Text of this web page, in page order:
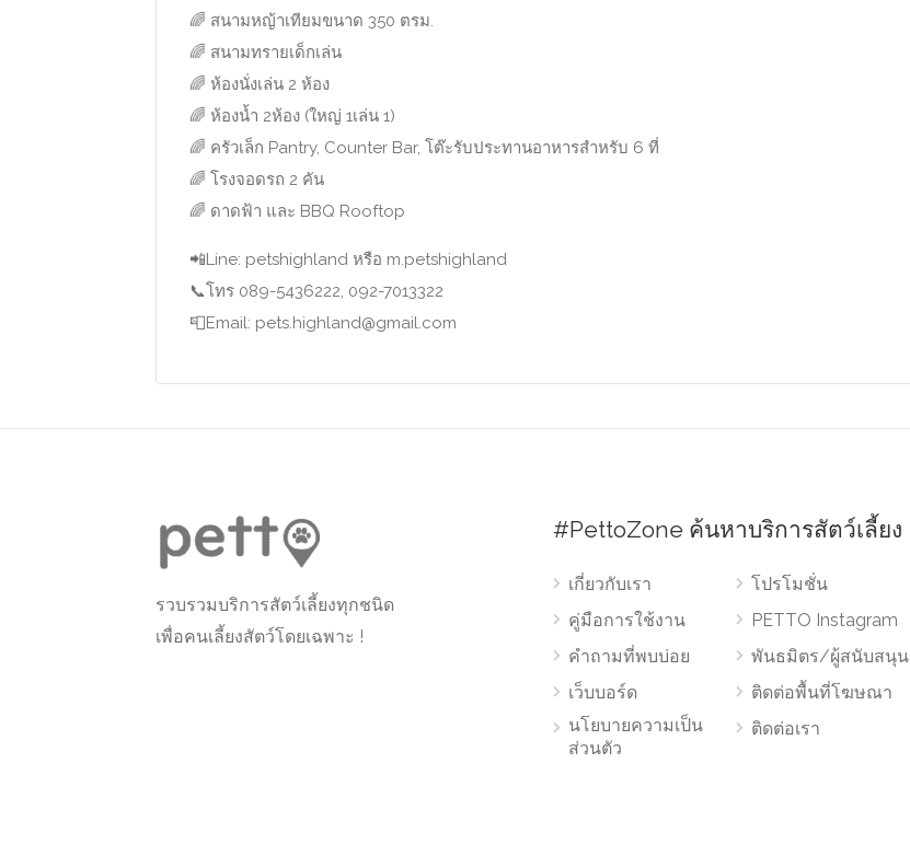
🌈 สนามหญ้าเทียมขนาด 350 ตรม.
🌈 สนามทรายเด็กเล่น
🌈 ห้องนั่งเล่น 2 ห้อง
🌈 ห้องน้ำ 2ห้อง (ใหญ่ 1เล่น 1)
🌈 ครัวเล็ก Pantry, Counter Bar, โต๊ะรับประทานอาหารสำหรับ 6 ที่
🌈 โรงจอดรถ 2 คัน
🌈 ดาดฟ้า และ BBQ Rooftop
📲Line: petshighland หรือ m.petshighland
📞โทร 089-5436222, 092-7013322
📮Email: pets.highland@gmail.com
รวบรวมบริการสัตว์เลี้ยงทุกชนิด
เพื่อคนเลี้ยงสัตว์โดยเฉพาะ !
#PettoZone ค้นหาบริการสัตว์เลี้ยง
เกี่ยวกับเรา
คู่มือการใช้งาน
คำถามที่พบบ่อย
เว็บบอร์ด
นโยบายความเป็น
ส่วนตัว
โปรโมชั่น
PETTO Instagram
พันธมิตร/ผู้สนับสนุน
ติดต่อพื้นที่โฆษณา
ติดต่อเรา